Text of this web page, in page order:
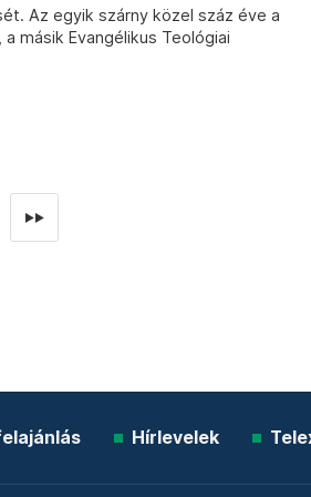
Az egyik szárny közel száz éve a
másik Evangélikus Teológiai
►►
Hírlevelek